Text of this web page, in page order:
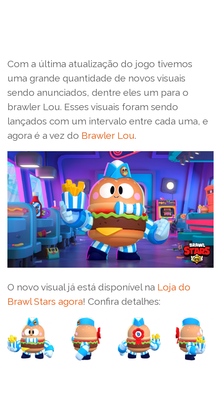
Com a última atualização do jogo tivemos
uma grande quantidade de novos visuais
sendo anunciados, dentre eles um para o
brawler Lou. Esses visuais foram sendo
lançados com um intervalo entre cada uma, e
agora é a vez do Brawler Lou.
O novo visual já está disponível na Loja do
Brawl Stars agora! Confira detalhes: